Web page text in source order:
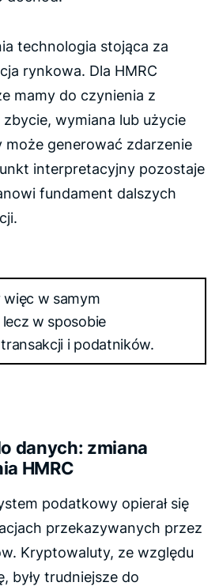
technologia stojąca za
rynkowa. Dla HMRC
mamy do czynienia z
wymiana lub użycie
może generować zdarzenie
interpretacyjny pozostaje
fundament dalszych
więc w samym
w sposobie
i podatników.
danych: zmiana
HMRC
podatkowy opierał się
przekazywanych przez
Kryptowaluty, ze względu
były trudniejsze do